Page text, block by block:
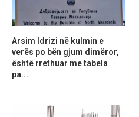
Arsim Idrizi në kulmin e
verës po bën gjum dimëror,
është rrethuar me tabela
pa...